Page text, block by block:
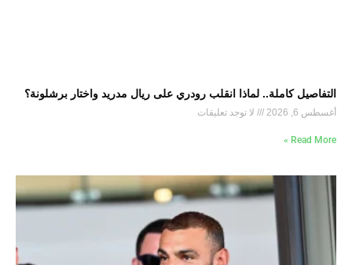
التفاصيل كاملة.. لماذا انقلب رودري على ريال مدريد واختار برشلونة؟
أغسطس 6, 2026 لا توجد تعليقات
Read More »